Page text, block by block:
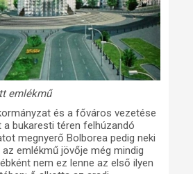
emlékmű
és a főváros vezetése
bukaresti téren felhúzandó
megnyerő Bolborea pedig neki
emlékmű jövője még mindig
nem ez lenne az első ilyen